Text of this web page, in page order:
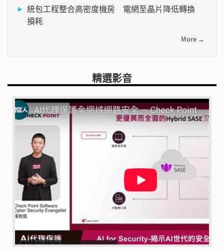
統包工程整合高密度機房 電網至晶片降低轉換
損耗
More →
精選影音